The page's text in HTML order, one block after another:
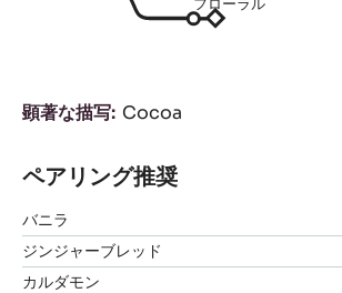
顕著な描写 Cocoa
ペアリング推奨
バニラ
ジンジャーブレッド
カルダモン